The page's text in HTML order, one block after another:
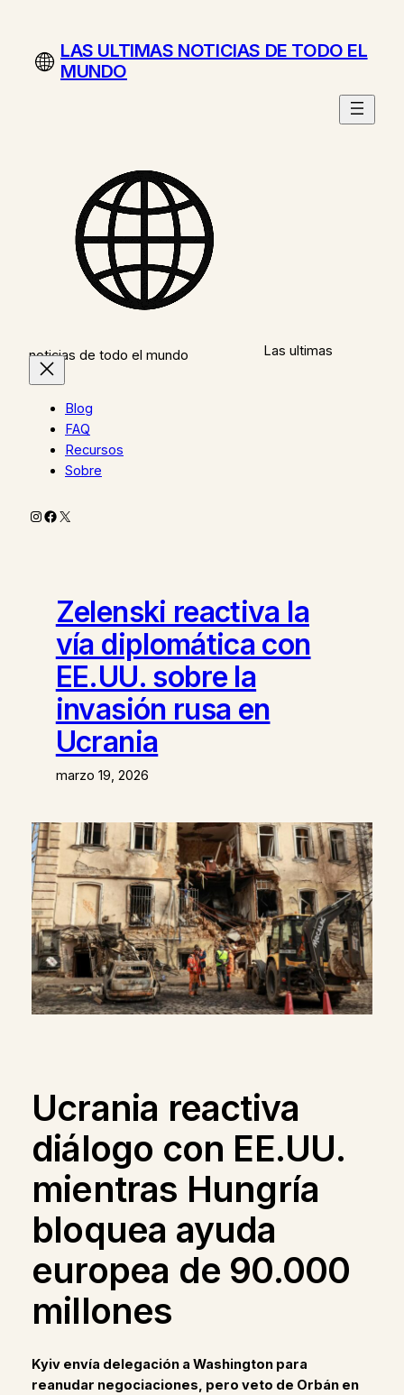
contenidoLAS ULTIMAS NOTICIAS DE TODO EL
MUNDO
Las ultimas
noticias de todo el mundo
Blog
FAQ
Recursos
Sobre
Instagram
Facebook
X
Zelenski reactiva la
vía diplomática con
EE.UU. sobre la
invasión rusa en
Ucrania
marzo 19, 2026
Ucrania reactiva
diálogo con EE.UU.
mientras Hungría
bloquea ayuda
europea de 90.000
millones
Kyiv envía delegación a Washington para
reanudar negociaciones, pero veto de Orbán en